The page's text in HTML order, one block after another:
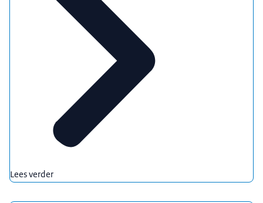
hiervoor door de treincoupés.
Lees verder